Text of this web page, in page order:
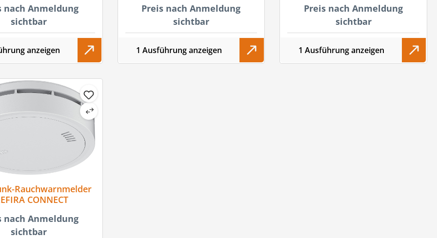
nach Anmeldung
sichtbar
anzeigen
Preis nach Anmeldung
sichtbar
1 Ausführung anzeigen
Preis nach Anmeldung
sichtbar
1 Ausführung anzeigen
Rauchwarnmelder
CONNECT
nach Anmeldung
sichtbar